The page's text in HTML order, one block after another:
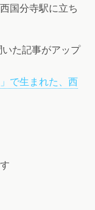
国分寺駅に立ち
た記事がアップ
で生まれた、西